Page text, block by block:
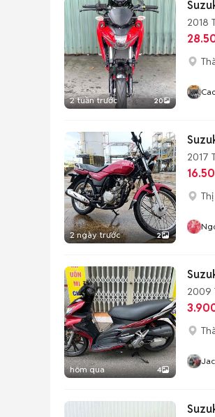
2 tuần trước 20
2018
2 ngày trước 2
2017
hôm qua 4
2009